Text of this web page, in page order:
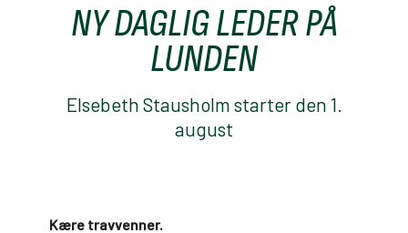
NY DAGLIG LEDER PÅ
LUNDEN
Elsebeth Stausholm starter den 1.
august
Kære travvenner.